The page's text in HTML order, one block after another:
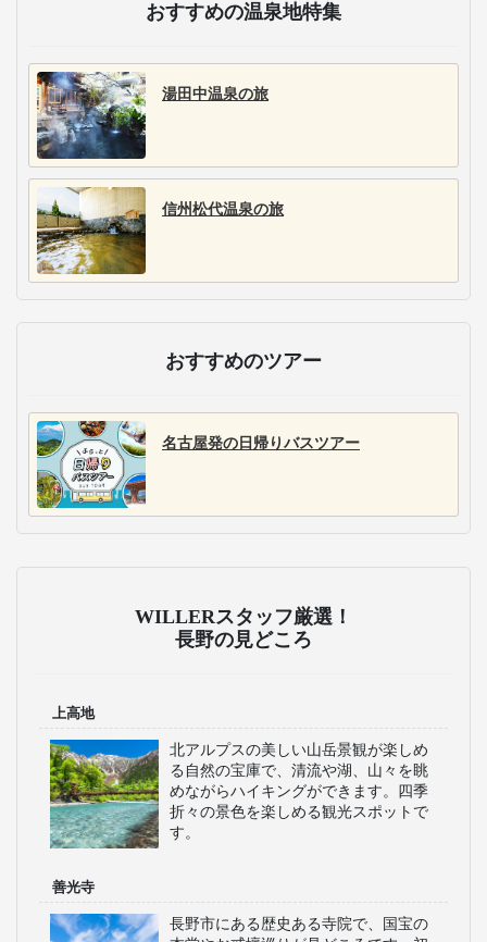
主な運行バス会社
名鉄バス
名鉄バスは、名古屋と
関東・関西・北陸・東
北・四国・九州の全国
を結ぶ高速バスを60路
おすすめのツアー